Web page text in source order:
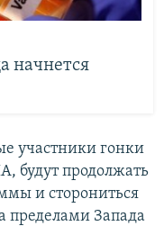
начнется
участники гонки
будут продолжать
и сторониться
пределами Запада